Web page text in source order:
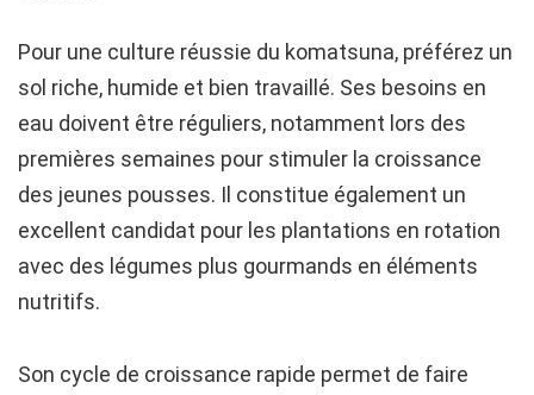
Pour une culture réussie du komatsuna, préférez un
sol riche, humide et bien travaillé. Ses besoins en
eau doivent être réguliers, notamment lors des
premières semaines pour stimuler la croissance
des jeunes pousses. Il constitue également un
excellent candidat pour les plantations en rotation
avec des légumes plus gourmands en éléments
nutritifs.
Son cycle de croissance rapide permet de faire